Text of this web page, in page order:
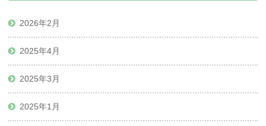
2026年2月
2025年4月
2025年3月
2025年1月